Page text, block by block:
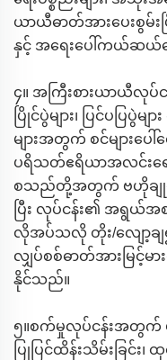
ယာယီဓာတ်အားပေးစွမ်း
နှင့် အရေးပေါ်ကယ်ဆယ်ရ
၄။ အကြီးစားယာယီလုပ်ငန်
ပြိုင်ပွဲများ၊ ပြင်ပပြ
များအတွက် စင်များပေါ်
ပရိသတ်ဧရိယာအလင်းရော
စသည်တို့အတွက် ဗဟိုချုပ်
ပြီး လုပ်ငန်း၏ အရွ
လိုအပ်သလို တိုး/လျော့ခ
လျှပ်စစ်ဓာတ်အားမြင့်
နိုင်သည်။
၅။စက်မှုလုပ်ငန်းအတွက်
ပြုပြင်ထိန်းသိမ်းခြင်